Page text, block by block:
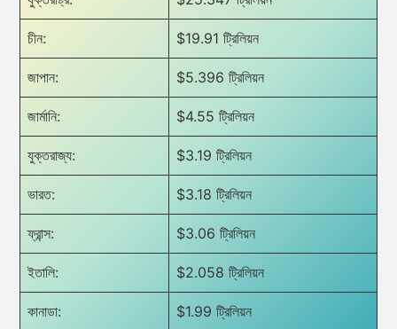
চীন: $19.91 ট্রিলিয়ন
জাপান: $5.396 ট্রিলিয়ন
জার্মানি: $4.55 ট্রিলিয়ন
যুক্তরাজ্য: $3.19 ট্রিলিয়ন
ভারত: $3.18 ট্রিলিয়ন
ফ্রান্স: $3.06 ট্রিলিয়ন
ইতালি: $2.058 ট্রিলিয়ন
কানাডা: $1.99 ট্রিলিয়ন